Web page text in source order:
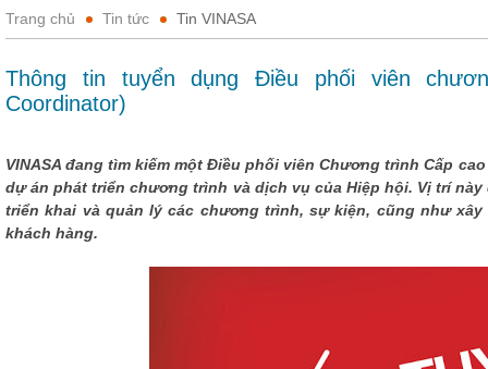
Trang chủ Tin tức Tin VINASA
Thông tin tuyển dụng Điều phối viên
Coordinator)
VINASA đang tìm kiếm một Điều phối viên Chương trình Cấp
dự án phát triển chương trình và dịch vụ của Hiệp hội. Vị trí
triển khai và quản lý các chương trình, sự kiện, cũng như
khách hàng.